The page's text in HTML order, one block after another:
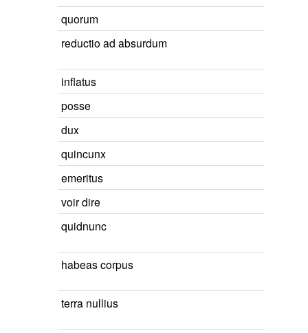
quorum
reductio ad absurdum
inflatus
posse
dux
quincunx
emeritus
voir dire
quidnunc
habeas corpus
terra nullius